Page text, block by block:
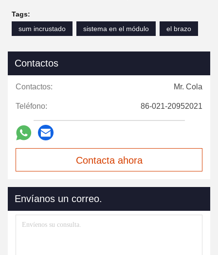
Tags:
sum incrustado
sistema en el módulo el brazo
Contactos
Contactos: Mr. Cola
Teléfono: 86-021-20952021
Contacta ahora
Envíanos un correo.